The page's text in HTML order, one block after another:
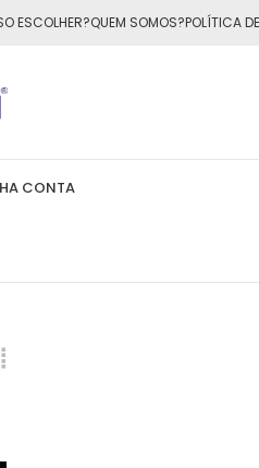
nas compras acima de
ESCOLHER?QUEM SOMOS?POLÍTICA
CONTA